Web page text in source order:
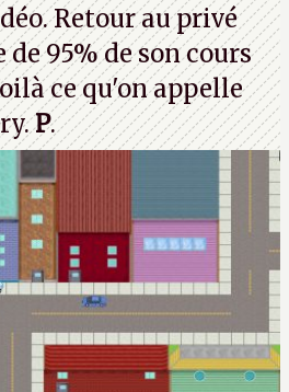
Retour au privé
95% de son cours
ce qu'on appelle
P.